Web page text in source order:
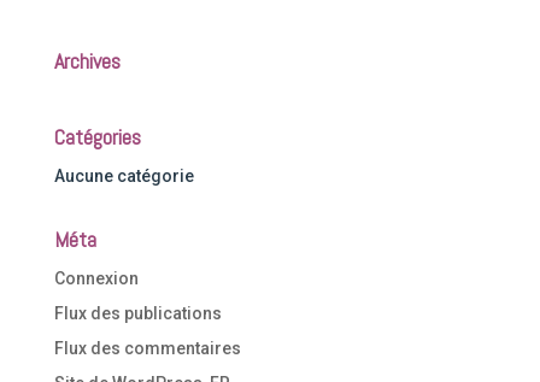
Archives
Catégories
Aucune catégorie
Méta
Connexion
Flux des publications
Flux des commentaires